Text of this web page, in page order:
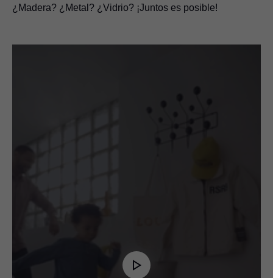
¿Madera? ¿Metal? ¿Vidrio? ¡Juntos es posible!